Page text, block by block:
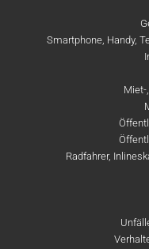
Smartphone, Handy,
Miet-
Radfahrer,